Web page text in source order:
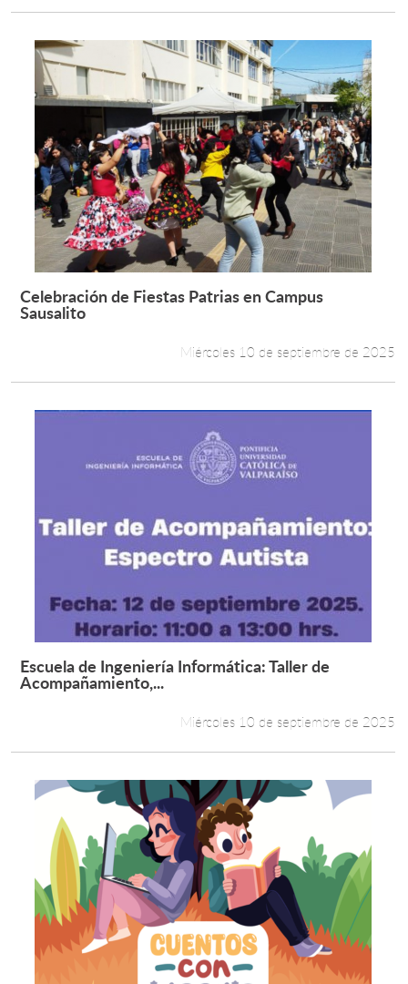
Leer más +
Celebración de Fiestas Patrias en Campus
Sausalito
Miércoles 10 de septiembre de 2025
Leer más +
Escuela de Ingeniería Informática: Taller de
Acompañamiento,...
Miércoles 10 de septiembre de 2025